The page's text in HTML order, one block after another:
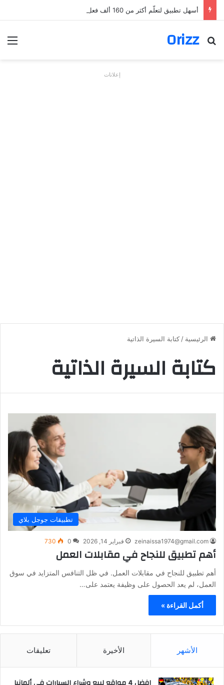
أسهل تطبيق لتعلّم أكثر من 160 ألف فعل بالألمانية
Orizz
بحث عن
إعلانات
الرئيسية / كتابة السيرة الذاتية
كتابة السيرة الذاتية
تطبيقات جوجل بلاي
zeinaissa1974@gmail.com فبراير 14, 2026 0
730
أهم تطبيق للنجاح في مقابلات العمل
أهم تطبيق للنجاح في مقابلات العمل. في ظل التنافس المتزايد في سوق
العمل، لم يعد الحصول على وظيفة يعتمد على…
أكمل القراءة »
الأشهر الأخيرة تعليقات